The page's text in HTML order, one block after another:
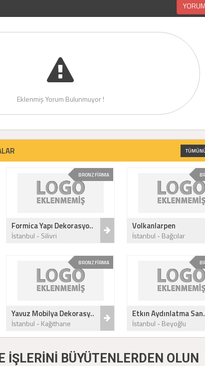
Eklenmiş Yorum Bulunmuyor !
BRONZ FİRMA
Formica Yapı Dekorasyo..
İstanbul - Silivri
Volkanlarpen
İstanbul - Bağcılar
BRONZ FİRMA
Yavuz Mobilya Dekorasy..
İstanbul - Kağıthane
Etkın Aydınlatma
İstanbul - Beyoğlu
İŞLERİNİ BÜYÜTENLERDEN OLUN